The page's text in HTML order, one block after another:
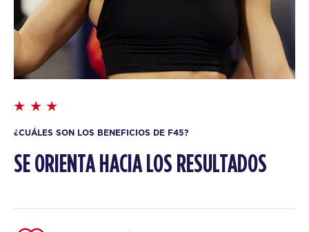
¿CUÁLES SON LOS BENEFICIOS DE F45?
SE ORIENTA HACIA LOS RESULTADOS